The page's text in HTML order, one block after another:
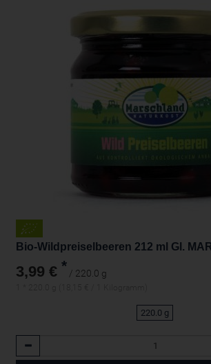
Bio-Wildpreiselbeeren 212 ml Gl.
3,99 € * / 220.0 g
220.0 g